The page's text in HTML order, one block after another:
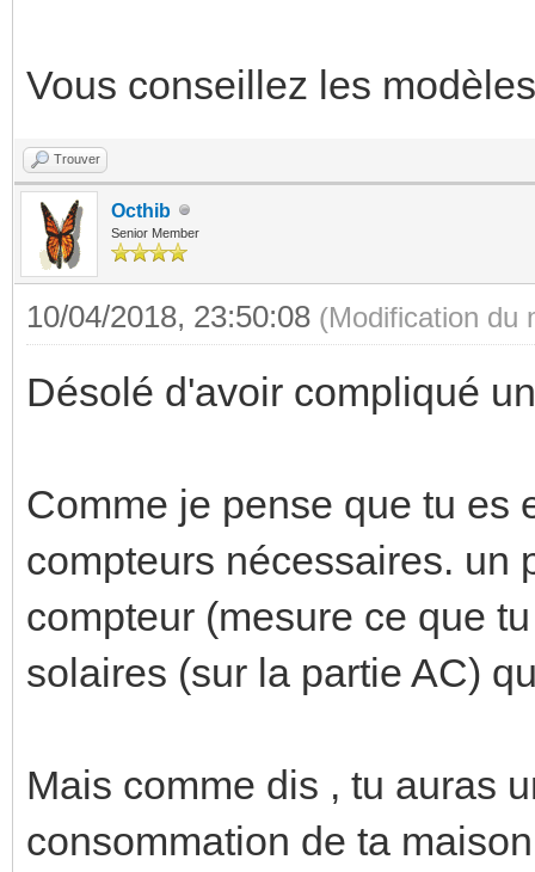
Vous conseillez les
Trouver
Octhib
Senior Member
10/04/2018, 23:50:08 (Modification du
Désolé d'avoir compliqué
Comme je pense que tu es
compteurs nécessaires. un
compteur (mesure ce que
solaires (sur la partie AC)
Mais comme dis , tu auras
consommation de ta